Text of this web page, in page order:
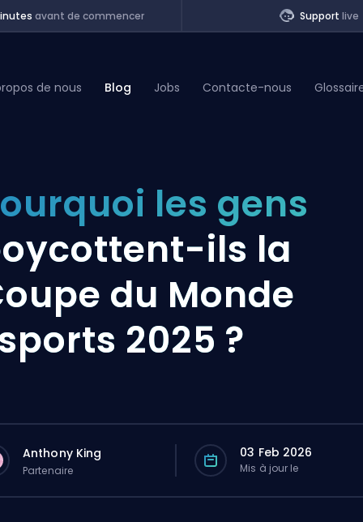
avant de commencer Support live
de nous Blog Jobs Contacte-nous
les gens
ils la
du Monde
2025 ?
Anthony King
Partenaire
03 Feb 2026
Mis à jour le